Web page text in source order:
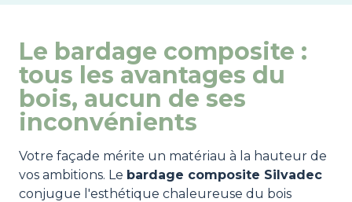
Le bardage composite :
tous les avantages du
bois, aucun de ses
inconvénients
Votre façade mérite un matériau à la hauteur de
vos ambitions. Le bardage composite Silvadec
conjugue l'esthétique chaleureuse du bois